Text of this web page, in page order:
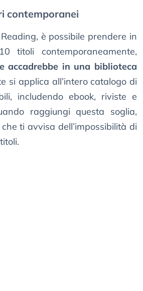
contemporanei
è possibile prendere in
titoli contemporaneamente,
accadrebbe in una biblioteca
si applica all’intero catalogo di
includendo ebook, riviste e
raggiungi questa soglia,
ti avvisa dell’impossibilità di